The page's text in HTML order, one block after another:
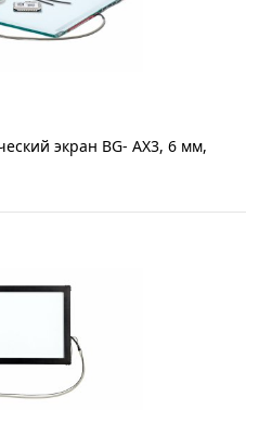
экран BG- АХ3, 6 мм,